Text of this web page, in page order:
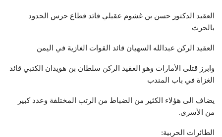
العقيد الدكتور حسن بن غشوم عقيلي قائد قطاع حرس الحدود
بالحرث
العقيد الركن عبدالله السهيان قائد القوات الغازية في اليمن
وابرز قتلى الأمارات وهو العقيد الركن سلطان بن هويدان الكتبي قائد
الغزاة في باب المندب
يضاف الى هؤلاء الكثير من الضباط من الرتب المختلفة وعدد كبير
من الأسرى.
الطائرات الحربية: